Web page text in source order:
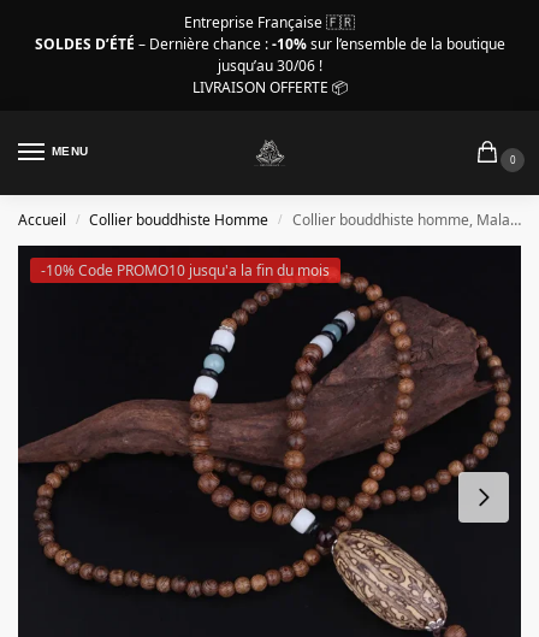
Entreprise Française 🇫🇷
SOLDES D’ÉTÉ – Dernière chance :-10%sur l’ensemble de la boutique
jusqu’au 30/06 !
LIVRAISON OFFERTE 📦
MENU
0
Accueil / Collier bouddhiste Homme / Collier bouddhiste homme, Mala pendentif graine
-10% Code PROMO10 jusqu'a la fin du mois